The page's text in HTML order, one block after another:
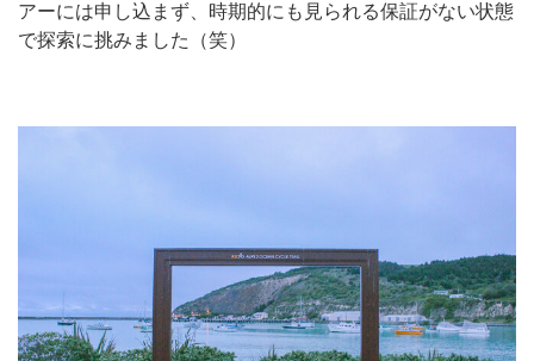
アーには申し込まず、時期的にも見られる保証がない状態
で探索に挑みました（笑）